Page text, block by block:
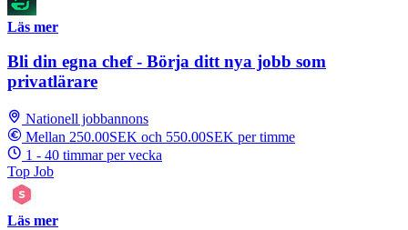
Läs mer
Bli din egna chef - Börja ditt nya jobb som
privatlärare
Nationell jobbannons
Mellan 250.00SEK och 550.00SEK per timme
1 - 40 timmar per vecka
Top Job
Läs mer